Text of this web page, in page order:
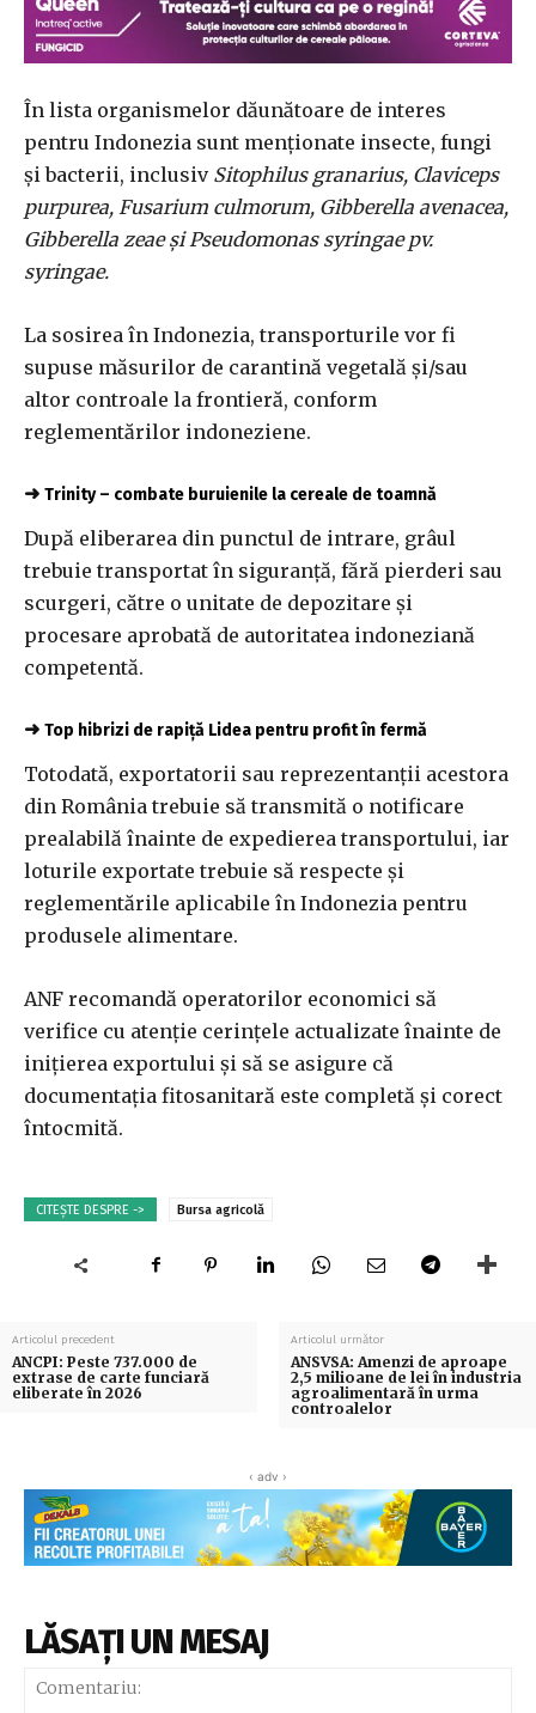
În lista organismelor dăunătoare de interes
pentru Indonezia sunt menționate insecte, fungi
și bacterii, inclusiv Sitophilus granarius, Claviceps
purpurea, Fusarium culmorum, Gibberella avenacea,
Gibberella zeae și Pseudomonas syringae pv.
syringae.
La sosirea în Indonezia, transporturile vor fi
supuse măsurilor de carantină vegetală și/sau
altor controale la frontieră, conform
reglementărilor indoneziene.
➜ Trinity – combate buruienile la cereale de toamnă
După eliberarea din punctul de intrare, grâul
trebuie transportat în siguranță, fără pierderi sau
scurgeri, către o unitate de depozitare și
procesare aprobată de autoritatea indoneziană
competentă.
➜ Top hibrizi de rapiță Lidea pentru profit în fermă
Totodată, exportatorii sau reprezentanții acestora
din România trebuie să transmită o notificare
prealabilă înainte de expedierea transportului, iar
loturile exportate trebuie să respecte și
reglementările aplicabile în Indonezia pentru
produsele alimentare.
ANF recomandă operatorilor economici să
verifice cu atenție cerințele actualizate înainte de
inițierea exportului și să se asigure că
documentația fitosanitară este completă și corect
întocmită.
CITEȘTE DESPRE -> Bursa agricolă
Articolul precedent
ANCPI: Peste 737.000 de
extrase de carte funciară
eliberate în 2026
Articolul următor
ANSVSA: Amenzi de aproape
2,5 milioane de lei în industria
agroalimentară în urma
controalelor
‹ adv ›
LĂSAȚI UN MESAJ